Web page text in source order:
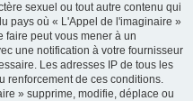
sexuel ou tout autre contenu qui
pays où « L'Appel de l'imaginaire »
faire peut vous mener à un
une notification à votre fournisseur
Les adresses IP de tous les
renforcement de ces conditions.
» supprime, modifie, déplace ou